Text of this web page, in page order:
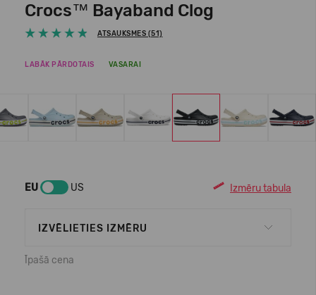
Crocs™ Bayaband Clog
ATSAUKSMES (51)
LABĀK PĀRDOTAIS VASARAI
EU US Izmēru tabula
IZVĒLIETIES IZMĒRU
Īpašā cena